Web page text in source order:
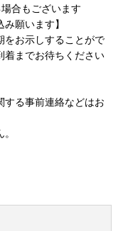
合もございます
願います】
をお示しすることがで
着までお待ちください
する事前連絡などはお